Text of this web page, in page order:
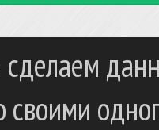
своими